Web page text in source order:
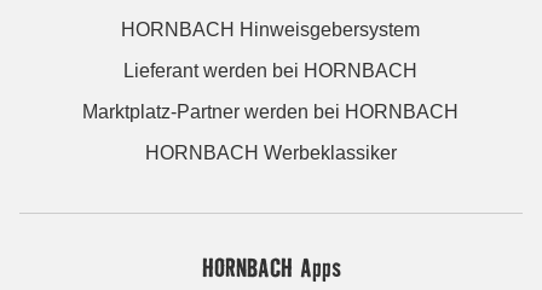
HORNBACH Hinweisgebersystem
Lieferant werden bei HORNBACH
Marktplatz-Partner werden bei HORNBACH
HORNBACH Werbeklassiker
HORNBACH Apps